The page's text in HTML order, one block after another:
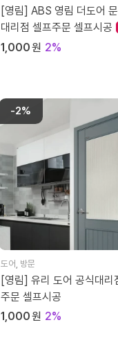
[영림] ABS 영림 더도어
대리점 셀프주문 셀프시공
1,000원 2%
-2%
도어 방문
[영림] 유리 도어 공식대리
주문 셀프시공
1,000원 2%